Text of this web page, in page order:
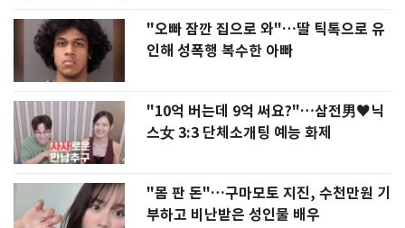
"오빠 잠깐 집으로 와"…딸 틱톡으로 유
인해 성폭행 복수한 아빠
"10억 버는데 9억 써요?"…삼전男♥닉
스女 3:3 단체소개팅 예능 화제
"몸 판 돈"…구마모토 지진, 수천만원 기
부하고 비난받은 성인물 배우